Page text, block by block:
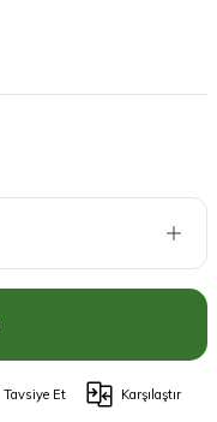
Tavsiye Et Karşılaştır